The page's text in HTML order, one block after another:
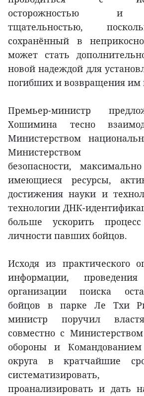
осторожностью и
тщательностью,
сохранённый в
может стать
новой надеждой для
погибших и возвращения им
Премьер-министр
Хошимина тесно
Министерством
Министерством
безопасности,
имеющиеся ресурсы,
достижения науки и
технологии ДНК-
больше ускорить процесс
личности павших бойцов.
Исходя из практического
информации,
организации поиска
бойцов в парке Ле Тхи
министр поручил
совместно с
обороны и Командованием
округа в кратчайшие
систематизировать,
проанализировать и дать